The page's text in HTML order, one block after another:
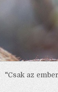
"Csak az